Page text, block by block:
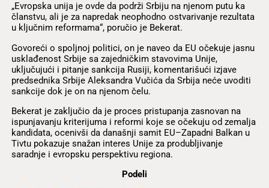
„Evropska unija je ovde da podrži Srbiju na njenom putu ka
članstvu, ali je za napredak neophodno ostvarivanje rezultata
u ključnim reformama“, poručio je Bekerat.
Govoreći o spoljnoj politici, on je naveo da EU očekuje jasnu
usklađenost Srbije sa zajedničkim stavovima Unije,
uključujući i pitanje sankcija Rusiji, komentarišući izjave
predsednika Srbije Aleksandra Vučića da Srbija neće uvoditi
sankcije dok je on na njenom čelu.
Bekerat je zaključio da je proces pristupanja zasnovan na
ispunjavanju kriterijuma i reformi koje se očekuju od zemalja
kandidata, ocenivši da današnji samit EU–Zapadni Balkan u
Tivtu pokazuje snažan interes Unije za produbljivanje
saradnje i evropsku perspektivu regiona.
Podeli